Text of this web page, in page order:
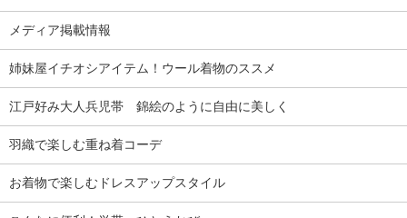
メディア掲載情報
姉妹屋イチオシアイテム！ウール着物のススメ
江戸好み大人兵児帯 錦絵のように自由に美しく
羽織で楽しむ重ね着コーデ
お着物で楽しむドレスアップスタイル